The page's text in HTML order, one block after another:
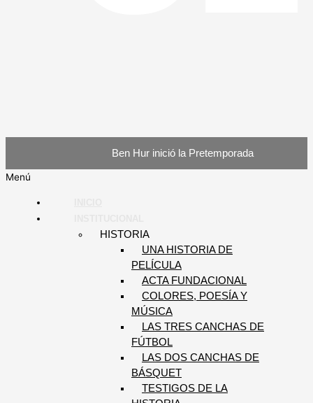
Ben Hur inició la Pretemporada
Menú
HISTORIA
UNA HISTORIA DE
PELÍCULA
ACTA FUNDACIONAL
COLORES, POESÍA Y
MÚSICA
LAS TRES CANCHAS DE
FÚTBOL
LAS DOS CANCHAS DE
BÁSQUET
TESTIGOS DE LA